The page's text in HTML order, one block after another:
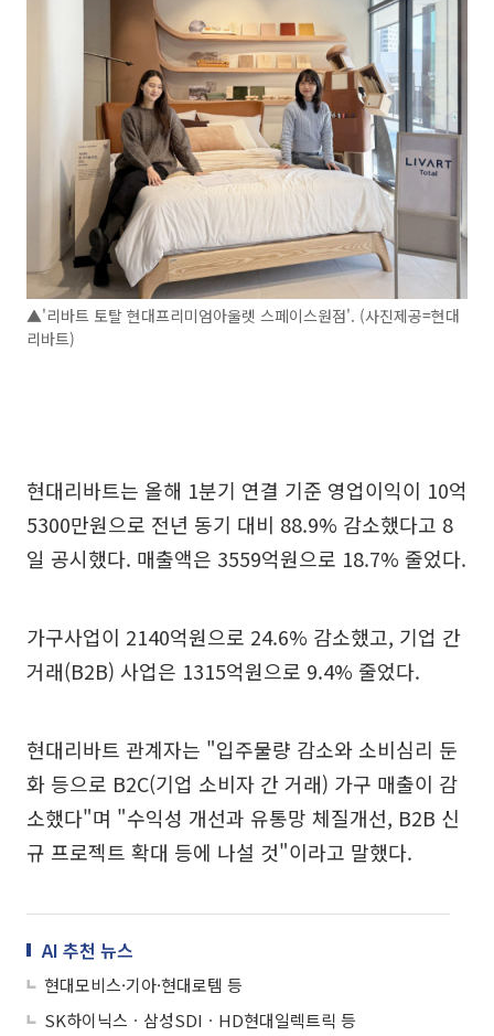
▲'리바트 토탈 현대프리미엄아울렛 스페이스원점'. (사진제공=현대
리바트)
현대리바트는 올해 1분기 연결 기준 영업이익이 10억
5300만원으로 전년 동기 대비 88.9% 감소했다고 8
일 공시했다. 매출액은 3559억원으로 18.7% 줄었다.
가구사업이 2140억원으로 24.6% 감소했고, 기업 간
거래(B2B) 사업은 1315억원으로 9.4% 줄었다.
현대리바트 관계자는 "입주물량 감소와 소비심리 둔
화 등으로 B2C(기업 소비자 간 거래) 가구 매출이 감
소했다"며 "수익성 개선과 유통망 체질개선, B2B 신
규 프로젝트 확대 등에 나설 것"이라고 말했다.
AI 추천 뉴스
현대모비스·기아·현대로템 등
SK하이닉스ㆍ삼성SDIㆍHD현대일렉트릭 등